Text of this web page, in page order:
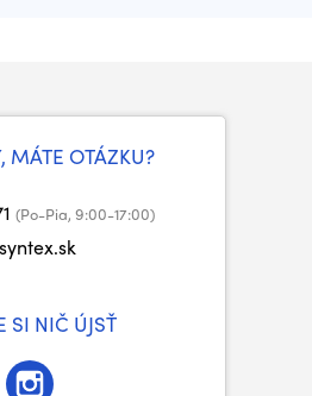
MÁTE OTÁZKU?
(Po-Pia, 9:00-17:00)
SI NIČ ÚJSŤ